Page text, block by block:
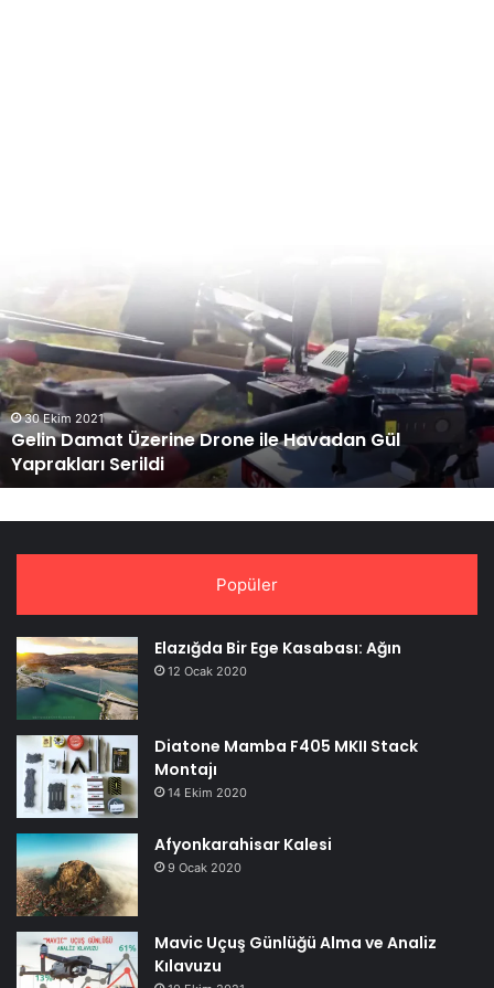
Drone
ile
Havadan
Gül
Yaprakları
Serildi
30 Ekim 2021
Gelin Damat Üzerine Drone ile Havadan Gül
Yaprakları Serildi
Popüler
Elazığda Bir Ege Kasabası: Ağın
12 Ocak 2020
Diatone Mamba F405 MKII Stack
Montajı
14 Ekim 2020
Afyonkarahisar Kalesi
9 Ocak 2020
Mavic Uçuş Günlüğü Alma ve Analiz
Kılavuzu